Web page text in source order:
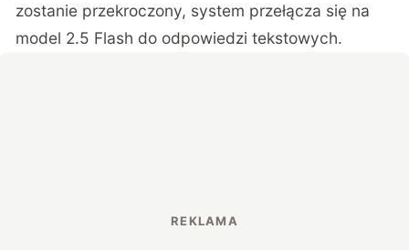
zostanie przekroczony, system przełącza się na
model 2.5 Flash do odpowiedzi tekstowych.